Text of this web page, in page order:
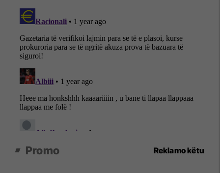
Promo Reklamo këtu